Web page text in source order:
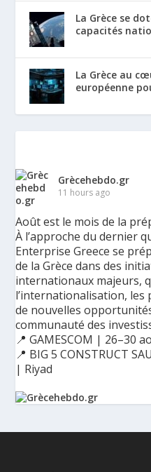
La Grèce se
capacités
La Grèce au
européenne
Grècehebdo.gr
11 hours ago
Août est le mois de la
À l’approche du dernier
Enterprise Greece se
de la Grèce dans des
internationaux majeurs,
l’internationalisation,
de nouvelles
communauté des
📍 GAMESCOM | 26–30
📍 BIG 5 CONSTRUCT
| Riyad